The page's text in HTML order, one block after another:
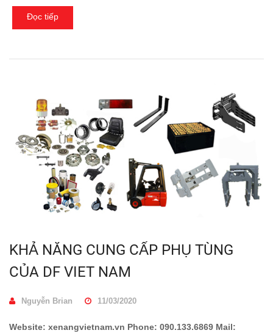
Đọc tiếp
KHẢ NĂNG CUNG CẤP PHỤ TÙNG
CỦA DF VIET NAM
Nguyễn Brian 11/03/2020
Website: xenangvietnam.vn Phone: 090.133.6869 Mail: